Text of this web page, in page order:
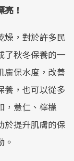
！
燥，對於許多民
了秋冬保養的一
膚保水度，改善
養，也可以從多
，薏仁、檸檬
於提升肌膚的保